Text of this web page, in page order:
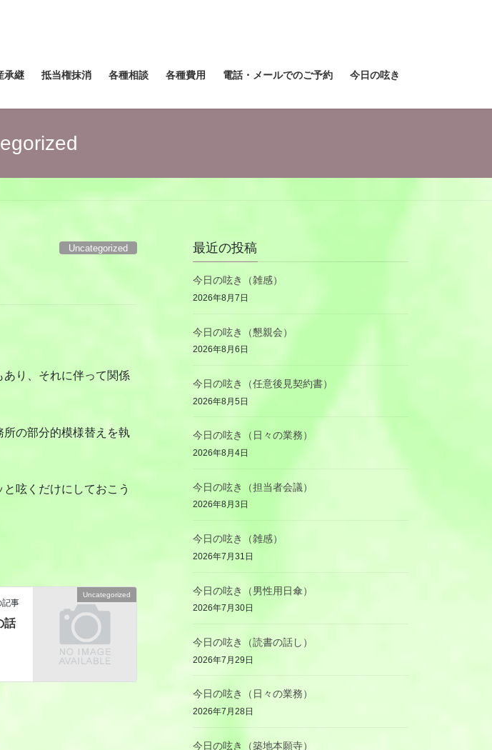
承継 抵当権抹消 各種相談 各種費用 電話・メールでのご予約 今日の呟き
Uncategorized
り、それに伴って関係
の部分的模様替えを執
呟くだけにしておこう
Uncategorized
記事
話
最近の投稿
今日の呟き（雑感）
2026年8月7日
今日の呟き（懇親会）
2026年8月6日
今日の呟き（任意後見契約書）
2026年8月5日
今日の呟き（日々の業務）
2026年8月4日
今日の呟き（担当者会議）
2026年8月3日
今日の呟き（雑感）
2026年7月31日
今日の呟き（男性用日傘）
2026年7月30日
今日の呟き（読書の話し）
2026年7月29日
今日の呟き（日々の業務）
2026年7月28日
今日の呟き（築地本願寺）